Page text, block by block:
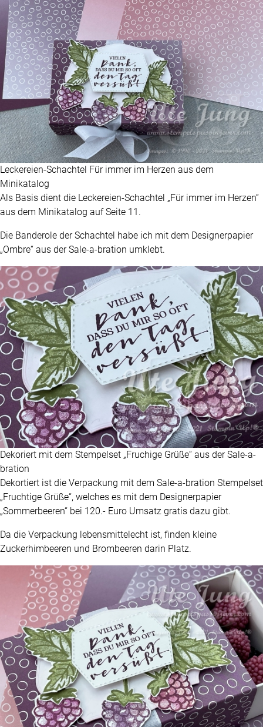
Leckereien-Schachtel Für immer im Herzen aus dem
Minikatalog
Als Basis dient die Leckereien-Schachtel „Für immer im Herzen“
aus dem Minikatalog auf Seite 11.
Die Banderole der Schachtel habe ich mit dem Designerpapier
„Ombre“ aus der Sale-a-bration umklebt.
Dekoriert mit dem Stempelset „Fruchige Grüße“ aus der Sale-a-
bration
Dekortiert ist die Verpackung mit dem Sale-a-bration Stempelset
„Fruchtige Grüße“, welches es mit dem Designerpapier
„Sommerbeeren“ bei 120.- Euro Umsatz gratis dazu gibt.
Da die Verpackung lebensmittelecht ist, finden kleine
Zuckerhimbeeren und Brombeeren darin Platz.